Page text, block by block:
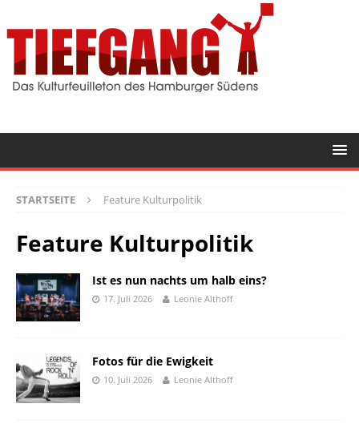
STARTSEITE Feature Kulturpolitik
Feature Kulturpolitik
Ist es nun nachts um halb eins?
17. Juli 2026 Leonie Althoff
Fotos für die Ewigkeit
10. Juli 2026 Leonie Althoff